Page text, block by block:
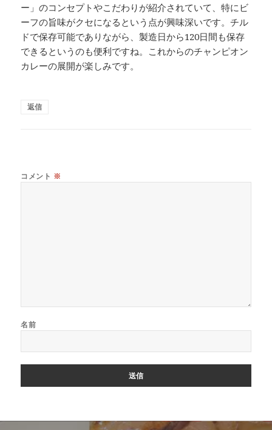
ー」のコンセプトやこだわりが紹介されていて、特にビ
ーフの旨味がクセになるという点が興味深いです。チル
ドで保存可能でありながら、製造日から120日間も保存
できるというのも便利ですね。これからのチャンピオン
カレーの展開が楽しみです。
返信
コメント ※
名前